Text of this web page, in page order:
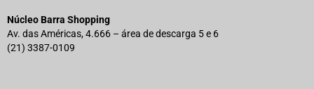
Núcleo Barra Shopping
Av. das Américas, 4.666 – área de descarga 5 e 6
(21) 3387-0109